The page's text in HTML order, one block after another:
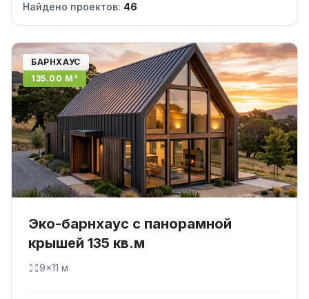
Найдено проектов: 46
БАРНХАУС
135.00 М²
Эко-барнхаус с панорамной
крышей 135 кв.м
9×11 м